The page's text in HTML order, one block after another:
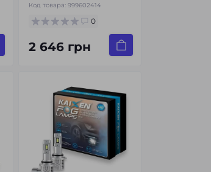
Код товара:999602414
0
2 646 грн